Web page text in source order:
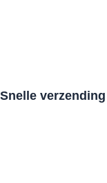
Snelle verzending